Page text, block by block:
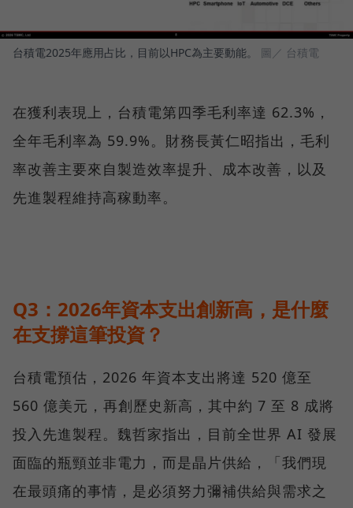
台積電2025年應用占比，目前以HPC為主要動能。 圖／ 台積電
在獲利表現上，台積電第四季毛利率達 62.3%，
全年毛利率為 59.9%。財務長黃仁昭指出，毛利
率改善主要來自製造效率提升、成本改善，以及
先進製程維持高稼動率。
Q3：2026年資本支出創新高，是什麼
在支撐這筆投資？
台積電預估，2026 年資本支出將達 520 億至
560 億美元，再創歷史新高，其中約 7 至 8 成將
投入先進製程。魏哲家指出，目前全世界 AI 發展
面臨的瓶頸並非電力，而是晶片供給，「我們現
在最頭痛的事情，是必須努力彌補供給與需求之